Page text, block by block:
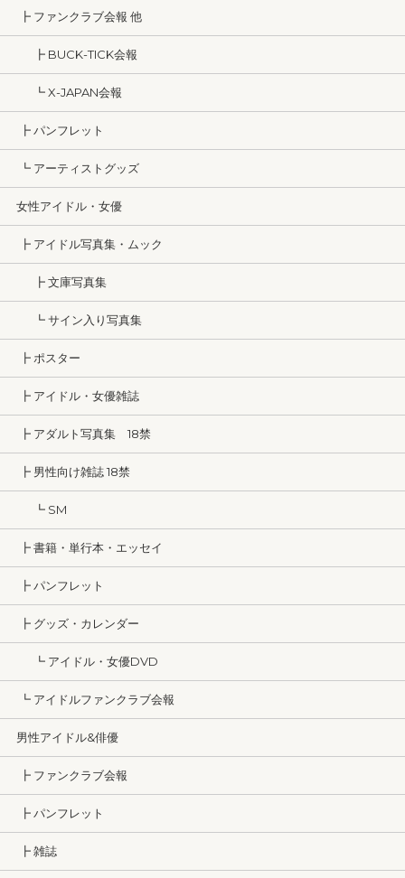
┣ ファンクラブ会報 他
┣ BUCK-TICK会報
┗ X-JAPAN会報
┣ パンフレット
┗ アーティストグッズ
女性アイドル・女優
┣ アイドル写真集・ムック
┣ 文庫写真集
┗ サイン入り写真集
┣ ポスター
┣ アイドル・女優雑誌
┣ アダルト写真集 18禁
┣ 男性向け雑誌 18禁
┗ SM
┣ 書籍・単行本・エッセイ
┣ パンフレット
┣ グッズ・カレンダー
┗ アイドル・女優DVD
┗ アイドルファンクラブ会報
男性アイドル&俳優
┣ ファンクラブ会報
┣ パンフレット
┣ 雑誌